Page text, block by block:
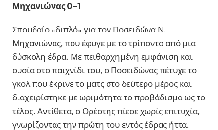
Μηχανιώνας 0–1
Σπουδαίο «διπλό» για τον Ποσειδώνα Ν.
Μηχανιώνας, που έφυγε με το τρίποντο από μια
δύσκολη έδρα. Με πειθαρχημένη εμφάνιση και
ουσία στο παιχνίδι του, ο Ποσειδώνας πέτυχε το
γκολ που έκρινε το ματς στο δεύτερο μέρος και
διαχειρίστηκε με ωριμότητα το προβάδισμα ως το
τέλος. Αντίθετα, ο Ορέστης πίεσε χωρίς επιτυχία,
γνωρίζοντας την πρώτη του εντός έδρας ήττα.